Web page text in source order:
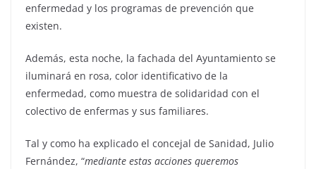
enfermedad y los programas de prevención que
existen.
Además, esta noche, la fachada del Ayuntamiento se
iluminará en rosa, color identificativo de la
enfermedad, como muestra de solidaridad con el
colectivo de enfermas y sus familiares.
Tal y como ha explicado el concejal de Sanidad, Julio
Fernández, “mediante estas acciones queremos